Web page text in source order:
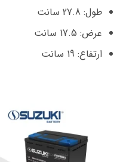
طول: 27.8 سانت
عرض: 17.5 سانت
ارتفاع: 19 سانت